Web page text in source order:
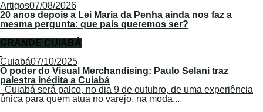
Artigos07/08/2026
20 anos depois a Lei Maria da Penha ainda nos faz a
mesma pergunta: que país queremos ser?
GRANDE CUIABÁ
Cuiabá07/10/2025
O poder do Visual Merchandising: Paulo Selani traz
palestra inédita a Cuiabá
Cuiabá será palco, no dia 9 de outubro, de uma experiência
única para quem atua no varejo, na moda...